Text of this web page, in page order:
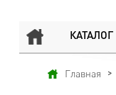
КАТАЛОГ
Главная